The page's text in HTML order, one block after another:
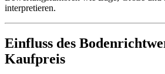
interpretieren.
Einfluss des
Kaufpreis